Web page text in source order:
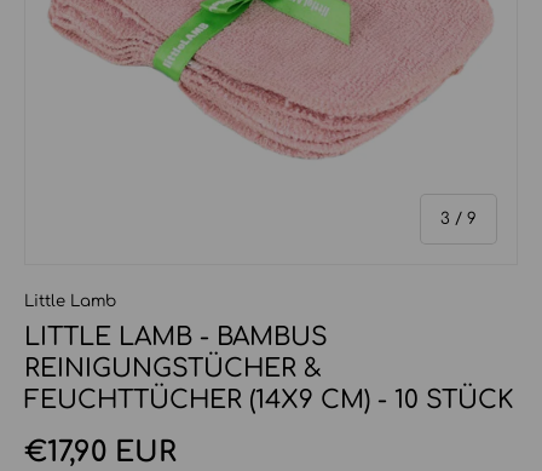
3 / von
9
Little Lamb
LITTLE LAMB - BAMBUS
REINIGUNGSTÜCHER &
FEUCHTTÜCHER (14X9 CM) - 10 STÜCK
Normaler Preis
€17,90 EUR